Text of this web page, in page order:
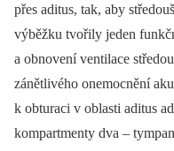
přes aditus, tak, aby
výběžku tvořily jeden
a obnovení ventilace
zánětlivého onemocnění
k obturaci v oblasti aditus
kompartmenty dva –⁠